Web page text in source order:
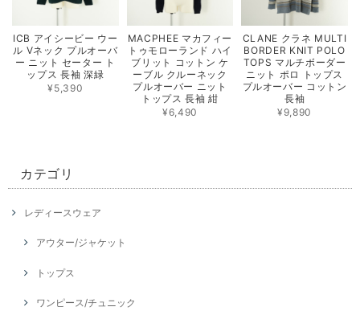
ICB アイシービー ウー
ル Vネック プルオーバ
ー ニット セーター ト
ップス 長袖 深緑
¥5,390
MACPHEE マカフィー
トゥモローランド ハイ
ブリット コットン ケ
ーブル クルーネック
プルオーバー ニット
トップス 長袖 紺
¥6,490
CLANE クラネ MULTI
BORDER KNIT POLO
TOPS マルチボーダー
ニット ポロ トップス
プルオーバー コットン
長袖
¥9,890
カテゴリ
レディースウェア
アウター/ジャケット
トップス
ワンピース/チュニック